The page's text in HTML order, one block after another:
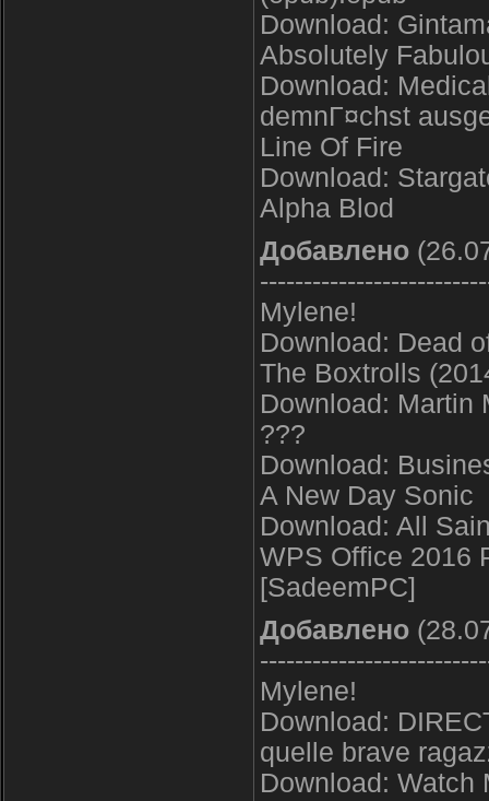
Download:
Absolutely
Download:
demnГ¤chst
Line Of Fire
Download:
Alpha Blod
Добавлено
Mylene!
Download: Dead
The Boxtrolls
Download: Martin
???
Download:
A New Day Sonic
Download: All
WPS Office 2016
[SadeemPC]
Добавлено
Mylene!
Download:
quelle brave
Download: Watch